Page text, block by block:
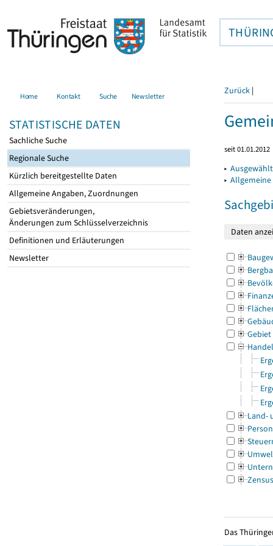
Home Kontakt Suche Newsletter
STATISTISCHE DATEN
Sachliche Suche
Regionale Suche
Kürzlich bereitgestellte Daten
Allgemeine Angaben, Zuordnungen
Gebietsveränderungen,
Änderungen zum Schlüsselverzeichnis
Definitionen und Erläuterungen
Newsletter
Zurück |
seit 01.01.2012
▸
▸
Gebiet
Land-
Zensus
Das